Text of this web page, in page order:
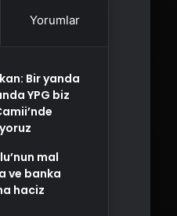
Yorumlar
Bir yanda
YPG biz
mal
ve banka
haciz